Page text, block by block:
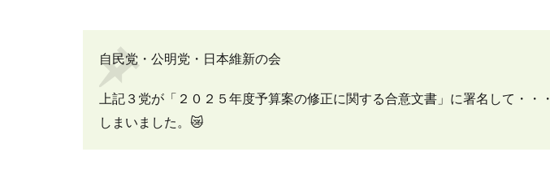
自民党・公明党・日本維新の会
上記３党が「２０２５年度予算案の修正に関する合意文書」に署名して・・・
しまいました。😿